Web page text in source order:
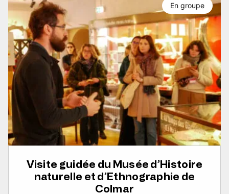
Visite guidée du Musée d’Histoire
naturelle et d’Ethnographie de
Colmar
En groupe